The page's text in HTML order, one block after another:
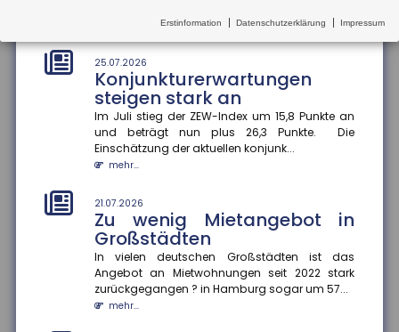
25.07.2026
Konjunkturerwartungen
steigen stark an
Im Juli stieg der ZEW-Index um 15,8 Punkte an
und beträgt nun plus 26,3 Punkte. Die
Einschätzung der aktuellen konjunk...
mehr...
21.07.2026
Zu wenig Mietangebot in
Großstädten
In vielen deutschen Großstädten ist das
Angebot an Mietwohnungen seit 2022 stark
zurückgegangen ? in Hamburg sogar um 57...
mehr...
Erstinformation Datenschutzerklärung Impressum
Internationaler
Informationsaustausch soll
Steuerhinterziehung
bekämpfen
Die Bundesregierung will den automatischen
Informationsaustausch über digitale
Plattformeinkünfte auf Drittstaaten auswe...
mehr...
Angehörigenpflege im Alter
kann Rentenansprüche
mindern
Wer im späten Erwerbsleben Angehörige pflegt,
riskiert später geringere Rentenansprüche ?
besonders, wenn keine zusätzli...
mehr...